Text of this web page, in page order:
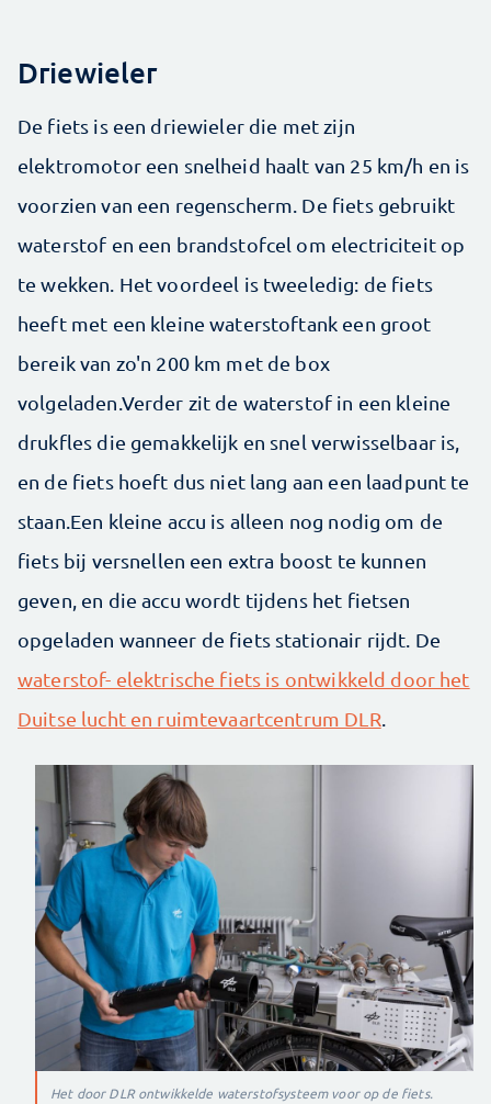
Driewieler
De fiets is een driewieler die met zijn
elektromotor een snelheid haalt van 25 km/h en is
voorzien van een regenscherm. De fiets gebruikt
waterstof en een brandstofcel om electriciteit op
te wekken. Het voordeel is tweeledig: de fiets
heeft met een kleine waterstoftank een groot
bereik van zo'n 200 km met de box
volgeladen.Verder zit de waterstof in een kleine
drukfles die gemakkelijk en snel verwisselbaar is,
en de fiets hoeft dus niet lang aan een laadpunt te
staan.Een kleine accu is alleen nog nodig om de
fiets bij versnellen een extra boost te kunnen
geven, en die accu wordt tijdens het fietsen
opgeladen wanneer de fiets stationair rijdt. De
waterstof- elektrische fiets is ontwikkeld door het
Duitse lucht en ruimtevaartcentrum DLR.
Het door DLR ontwikkelde waterstofsysteem voor op de fiets.